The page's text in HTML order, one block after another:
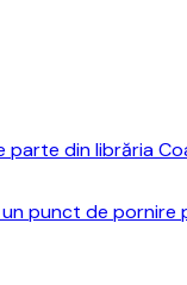
parte din librăria
punct de